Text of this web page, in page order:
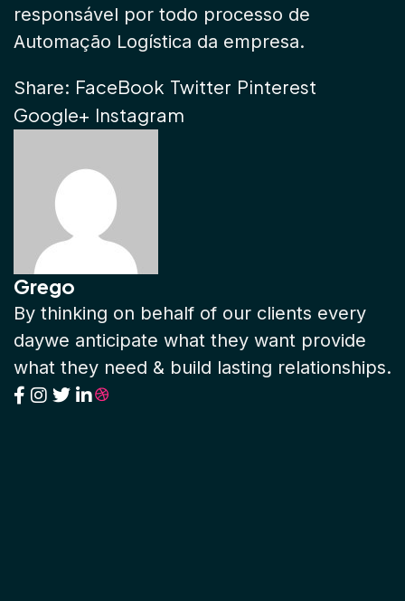
responsável por todo processo de
Automação Logística da empresa.
Share: FaceBook Twitter Pinterest
Google+ Instagram
Grego
By thinking on behalf of our clients every
daywe anticipate what they want provide
what they need & build lasting relationships.